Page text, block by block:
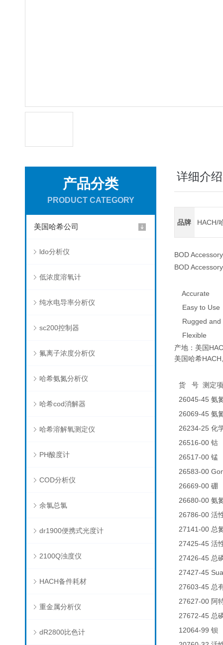
产品分类
PRODUCT CATEGORY
美国哈希公司
ldo分析仪
低浓度溶氧计
纯水电导率分析仪
sc200控制器
氟离子浓度分析仪
哈希氨氮分析仪
哈希cod消解器
哈希溶解氧测定仪
PH酸度计
COD分析仪
余氯总氯
dr1900便携式光度计
2100Q浊度仪
HACH备件耗材
重金属分析仪
dR2800比色计
详细介绍
品牌 HACH/
BOD
BOD
Accurate
Easy to Use
Rugged and
Flexible
产地：美国
美国哈希
货 号 测定
26045-45 氨
26069-45 氨
26234-25 化
26516-00 钴
26517-00 锰
26583-00
26669-00 硼
26680-00 氨
26786-00 活
27141-00 总
27425-45 活
27426-45 总
27427-45
27603-45 总
27627-00 阿
27672-45 总
12064-99 钡